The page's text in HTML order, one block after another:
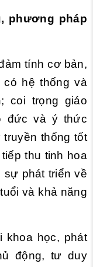
phương pháp
tính cơ bản,
có hệ thống và
coi trọng giáo
đức và ý thức
thống tốt
thu tinh hoa
sự phát triển về
và khả năng
khoa học, phát
động, tư duy